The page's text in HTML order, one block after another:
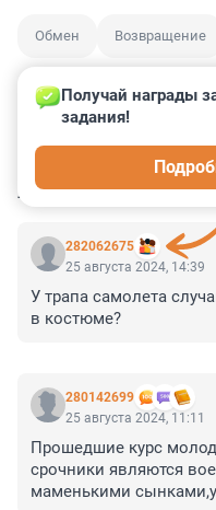
Обмен Возвращение
КОММЕНТАРИИ 27
282062675
Получай награды
задания!
25 августа 2024, 14:39
У трапа самолета
в костюме?
280142699
25 августа 2024, 11:11
Прошедшие курс
срочники являются
маменькими